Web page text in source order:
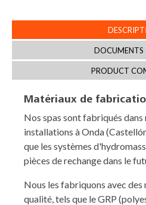
DOCUMENTS
PRODUCT
Matériaux de
Nos spas sont fabriqués dans
installations à Onda
que les systèmes
pièces de rechange dans le
Nous les fabriquons avec
qualité, tels que le GRP